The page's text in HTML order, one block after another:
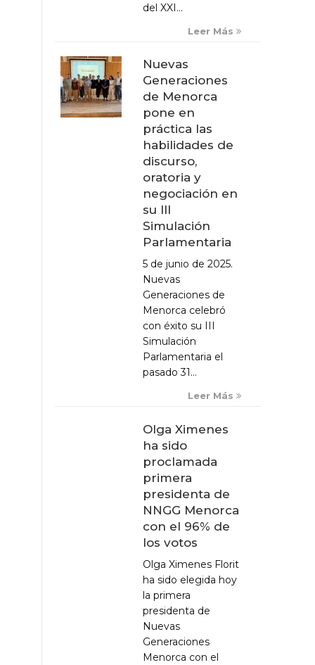
del XXI...
Leer Más
Nuevas
Generaciones
de Menorca
pone en
práctica las
habilidades de
discurso,
oratoria y
negociación en
su III
Simulación
Parlamentaria
5 de junio de 2025.
Nuevas
Generaciones de
Menorca celebró
con éxito su III
Simulación
Parlamentaria el
pasado 31...
Leer Más
Olga Ximenes
ha sido
proclamada
primera
presidenta de
NNGG Menorca
con el 96% de
los votos
Olga Ximenes Florit
ha sido elegida hoy
la primera
presidenta de
Nuevas
Generaciones
Menorca con el